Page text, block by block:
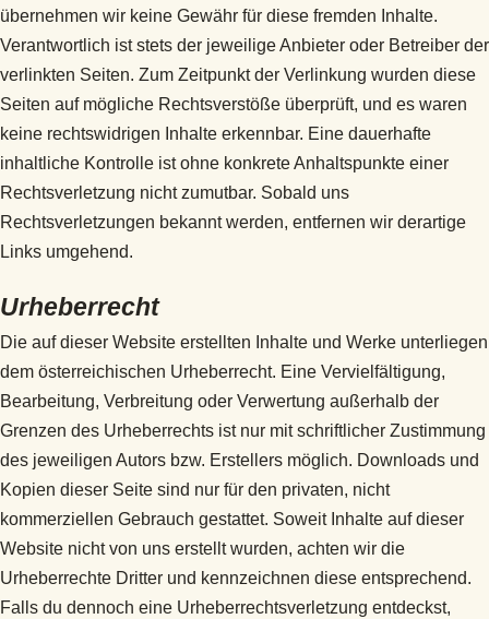
übernehmen wir keine Gewähr für diese fremden Inhalte.
Verantwortlich ist stets der jeweilige Anbieter oder Betreiber der
verlinkten Seiten. Zum Zeitpunkt der Verlinkung wurden diese
Seiten auf mögliche Rechtsverstöße überprüft, und es waren
keine rechtswidrigen Inhalte erkennbar. Eine dauerhafte
inhaltliche Kontrolle ist ohne konkrete Anhaltspunkte einer
Rechtsverletzung nicht zumutbar. Sobald uns
Rechtsverletzungen bekannt werden, entfernen wir derartige
Links umgehend.
Urheberrecht
Die auf dieser Website erstellten Inhalte und Werke unterliegen
dem österreichischen Urheberrecht. Eine Vervielfältigung,
Bearbeitung, Verbreitung oder Verwertung außerhalb der
Grenzen des Urheberrechts ist nur mit schriftlicher Zustimmung
des jeweiligen Autors bzw. Erstellers möglich. Downloads und
Kopien dieser Seite sind nur für den privaten, nicht
kommerziellen Gebrauch gestattet. Soweit Inhalte auf dieser
Website nicht von uns erstellt wurden, achten wir die
Urheberrechte Dritter und kennzeichnen diese entsprechend.
Falls du dennoch eine Urheberrechtsverletzung entdeckst,